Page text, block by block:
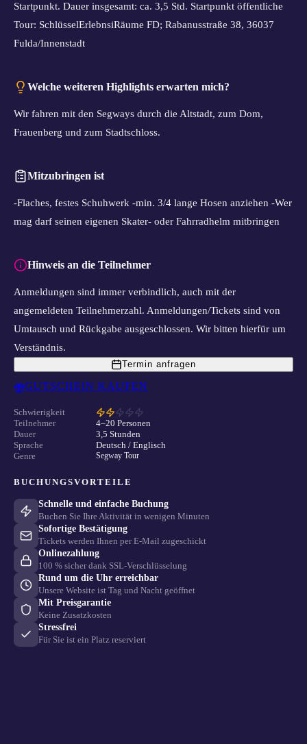
Startpunkt. Dauer insgesamt: ca. 3,5 Std. Startpunkt öffentliche
Tour: SchlüsselErlebnsiRäume FD; Rabanusstraße 38, 36037
Fulda/Innenstadt
Welche weiteren Highlights erwarten mich?
Wir fahren mit den Segways durch die Altstadt, zum Dom,
Frauenberg und zum Stadtschloss.
Mitzubringen ist
-Flaches, festes Schuhwerk -min. 3/4 lange Hosen anziehen -Wer
mag darf seinen eigenen Skater- oder Fahrradhelm mitbringen
Hinweis an die Teilnehmer
Anmeldungen sind immer verbindlich, auch mit der
angemeldeten Teilnehmerzahl. Anmeldungen/Tickets sind von
Umtausch und Rückgabe ausgeschlossen. Wir bitten hierfür um
Verständnis.
Termin anfragen
GUTSCHEIN KAUFEN
Schwierigkeit
Teilnehmer
4–20 Personen
Dauer
3,5 Stunden
Sprache
Deutsch / Englisch
Genre
Segway Tour
BUCHUNGSVORTEILE
Schnelle und einfache Buchung
Buchen Sie Ihre Aktivität in wenigen Minuten
Sofortige Bestätigung
Tickets werden Ihnen per E-Mail zugeschickt
Onlinezahlung
100 % sicher dank SSL-Verschlüsselung
Rund um die Uhr erreichbar
Unsere Website ist Tag und Nacht geöffnet
Mit Preisgarantie
Keine Zusatzkosten
Stressfrei
Für Sie ist ein Platz reserviert